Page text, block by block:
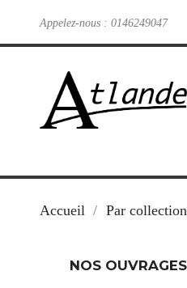
Appelez-nous : 0146249047
Accueil Par collection
NOS OUVRAGES